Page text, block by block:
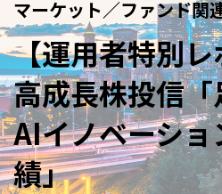
マーケット／ファンド
【運用者特別
高成長株投信
AIイノベーシ
績」